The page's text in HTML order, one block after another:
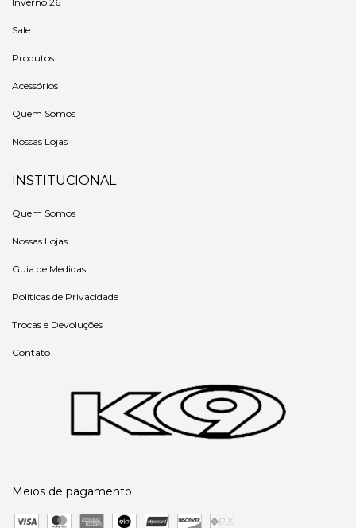
Sale
Produtos
Acessórios
Quem Somos
Nossas Lojas
INSTITUCIONAL
Quem Somos
Nossas Lojas
Guia de Medidas
Politicas de Privacidade
Trocas e Devoluções
Contato
Meios de pagamento